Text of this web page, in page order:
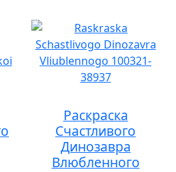
Раскраска
Счастливого
Динозавра
Влюбленного